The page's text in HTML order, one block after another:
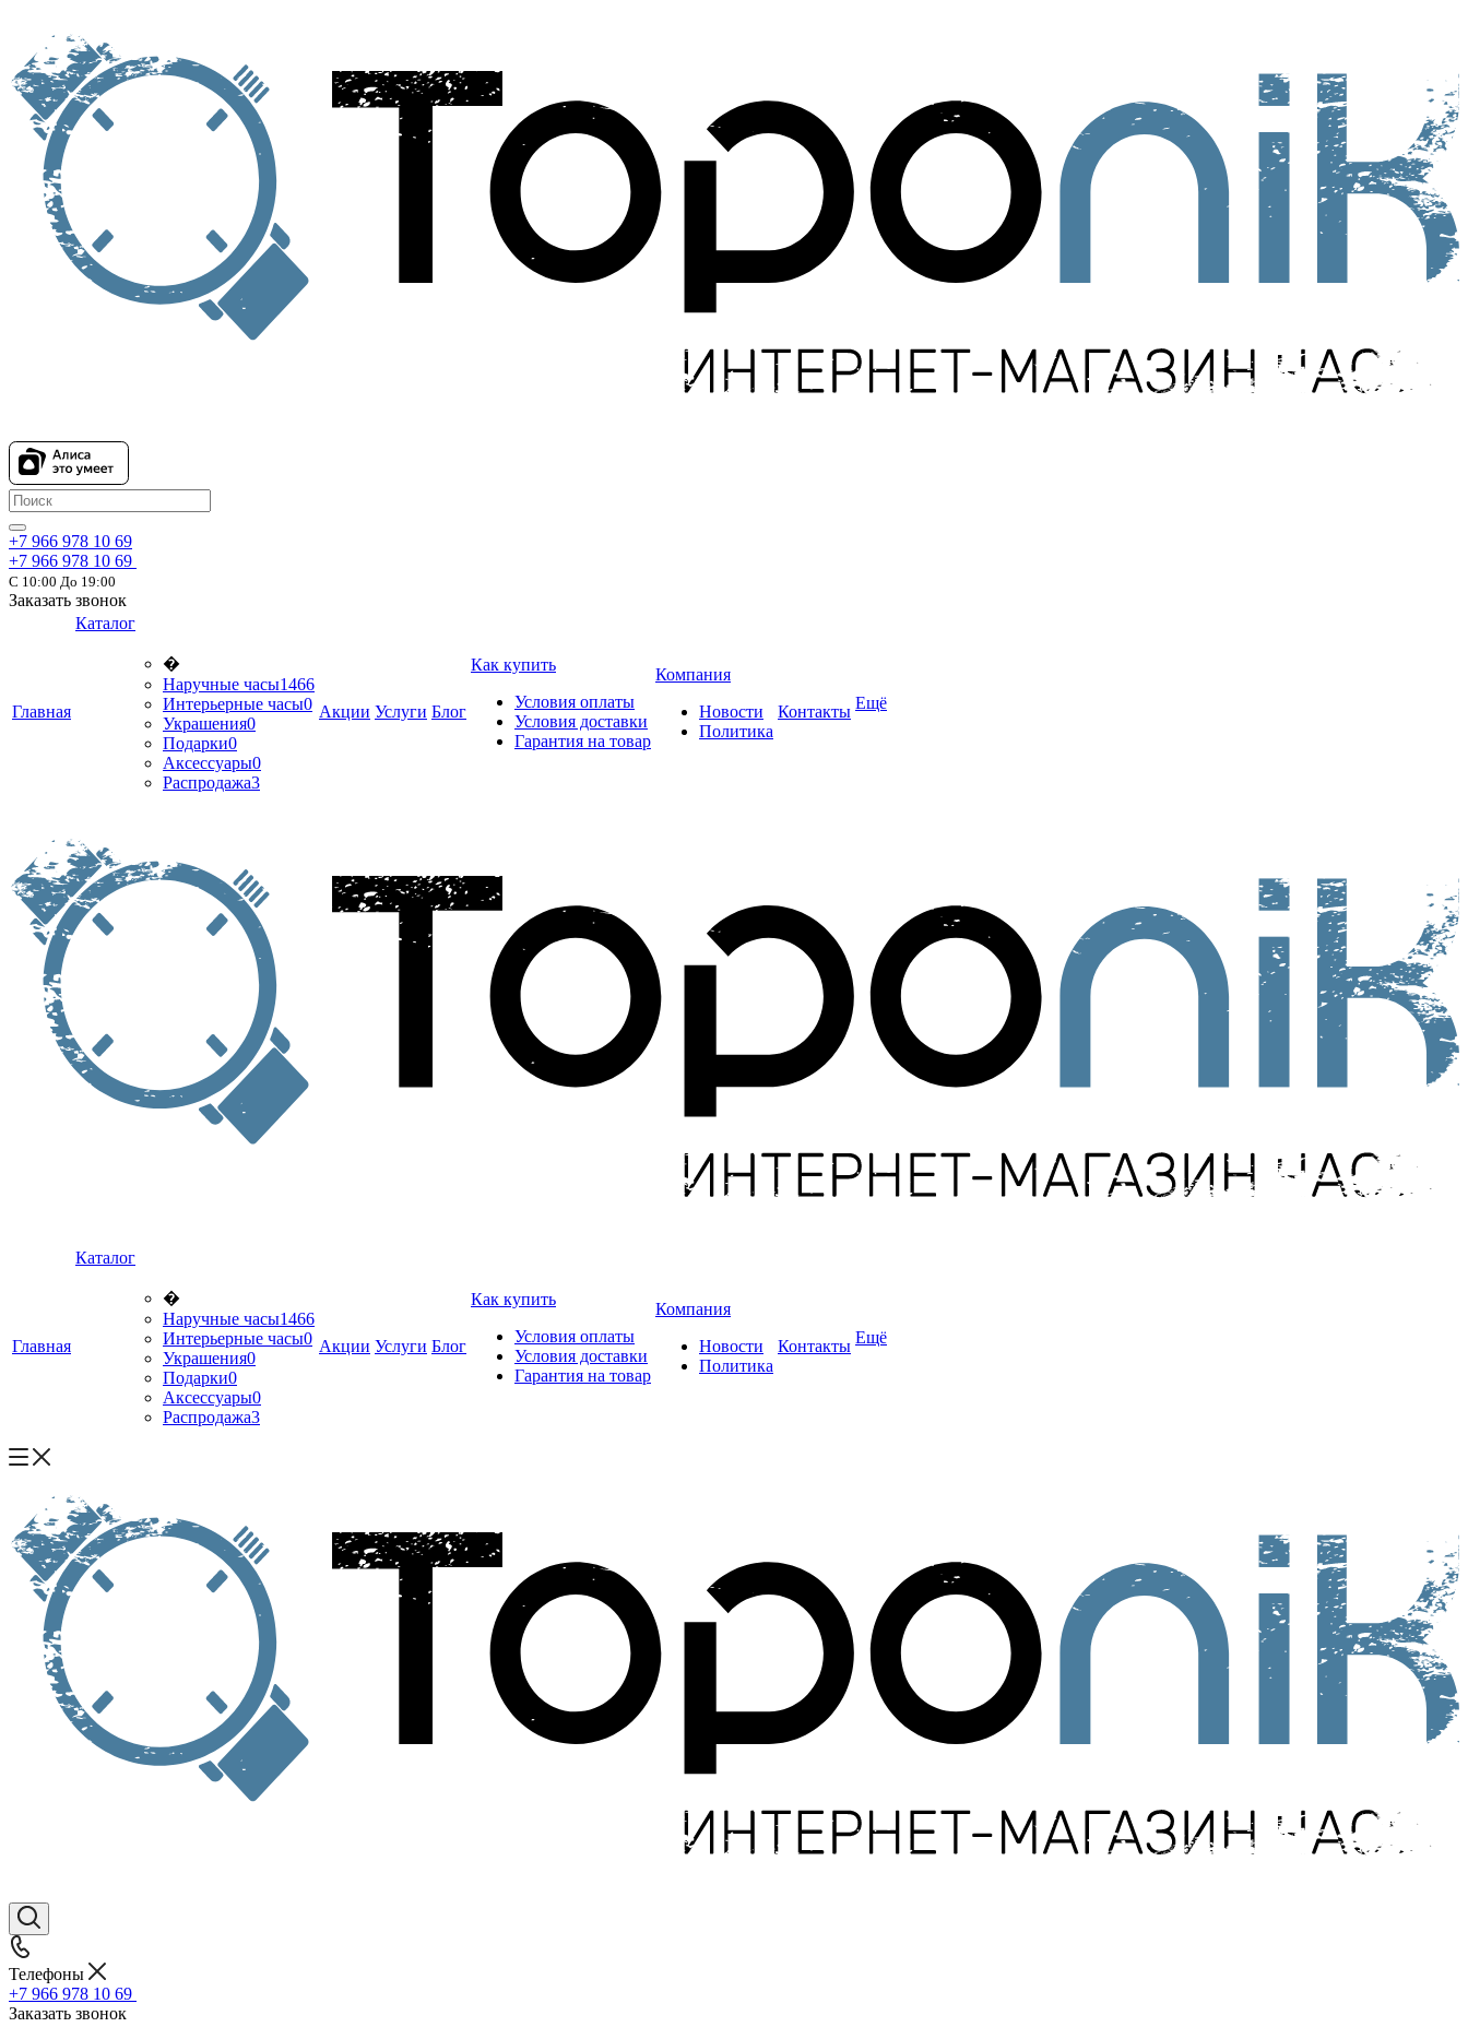
+7 966 978 10 69
+7 966 978 10 69
С 10:00 До 19:00
Заказать звонок
Главная
Каталог
�
Наручные часы1466
Интерьерные часы0
Украшения0
Подарки0
Аксессуары0
Распродажа3
Акции Услуги Блог
Как купить
Условия оплаты
Условия доставки
Гарантия на товар
Компания
Новости
Политика
Контакты Ещё
Главная
Каталог
�
Наручные часы1466
Интерьерные часы0
Украшения0
Подарки0
Аксессуары0
Распродажа3
Акции Услуги Блог
Как купить
Условия оплаты
Условия доставки
Гарантия на товар
Компания
Новости
Политика
Контакты Ещё
Телефоны
+7 966 978 10 69
Заказать звонок